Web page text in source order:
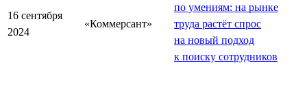
16 сентября
2024
«Коммерсант»
по умениям: на рынке
труда растёт спрос
на новый подход
к поиску сотрудников